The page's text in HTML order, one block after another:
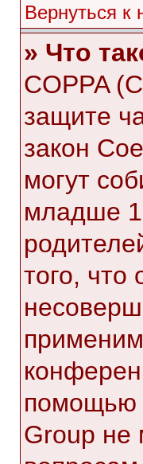
Вернуться к
» Что
COPPA
защите
закон
могут
младше
того,
помощью
Group не